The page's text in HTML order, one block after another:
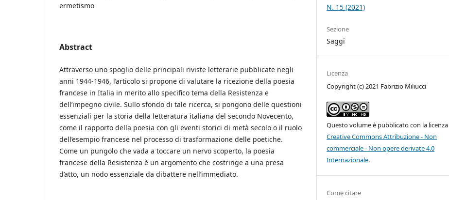
ermetismo
Abstract
Attraverso uno spoglio delle principali riviste letterarie pubblicate negli
anni 1944-1946, l’articolo si propone di valutare la ricezione della poesia
francese in Italia in merito allo specifico tema della Resistenza e
dell’impegno civile. Sullo sfondo di tale ricerca, si pongono delle questioni
essenziali per la storia della letteratura italiana del secondo Novecento,
come il rapporto della poesia con gli eventi storici di metà secolo o il ruolo
dell’esempio francese nel processo di trasformazione delle poetiche.
Come un pungolo che vada a toccare un nervo scoperto, la poesia
francese della Resistenza è un argomento che costringe a una presa
d’atto, un nodo essenziale da dibattere nell’immediato.
N. 15 (2021)
Sezione
Saggi
Licenza
Copyright (c) 2021 Fabrizio Miliucci
Questo volume è pubblicato con la licenza
Creative Commons Attribuzione - Non
commerciale - Non opere derivate 4.0
Internazionale.
Come citare